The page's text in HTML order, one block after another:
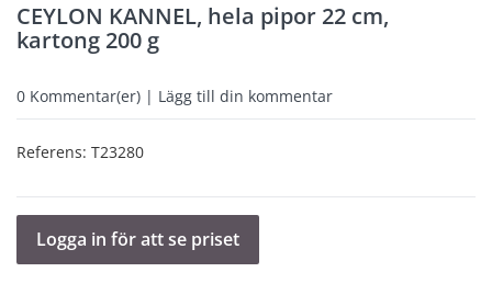
CEYLON KANNEL, hela pipor 22 cm,
kartong 200 g
0 Kommentar(er) | Lägg till din kommentar
Referens: T23280
Logga in för att se priset